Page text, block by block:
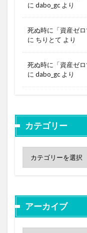
に dabo_gc より
死ぬ時に「資産ゼ
に ちりとて より
死ぬ時に「資産ゼ
に dabo_gc より
カテゴリー
アーカイブ